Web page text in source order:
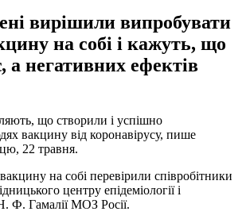
вирішили випробувати
на собі і кажуть, що
а негативних ефектів
що створили і успішно
вакцину від коронавірусу, пише
22 травня.
на собі перевірили співробітники
центру епідеміології і
Н. Ф. Гамалії МОЗ Росії.